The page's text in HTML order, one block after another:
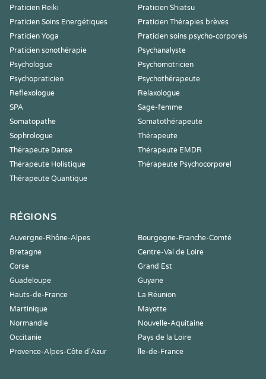
Praticien Reiki
Praticien Shiatsu
Praticien Soins Energétiques
Praticien Thérapies brèves
Praticien Yoga
Praticien soins psycho-corporels
Praticien sonothérapie
Psychanalyste
Psychologue
Psychomotricien
Psychopraticien
Psychothérapeute
Reflexologue
Relaxologue
SPA
Sage-femme
Somatopathe
Somatothérapeute
Sophrologue
Thérapeute
Thérapeute Danse
Thérapeute EMDR
Thérapeute Holistique
Thérapeute Psychocorporel
Thérapeute Quantique
RÉGIONS
Auvergne-Rhône-Alpes
Bourgogne-Franche-Comté
Bretagne
Centre-Val de Loire
Corse
Grand Est
Guadeloupe
Guyane
Hauts-de-France
La Réunion
Martinique
Mayotte
Normandie
Nouvelle-Aquitaine
Occitanie
Pays de la Loire
Provence-Alpes-Côte d'Azur
Île-de-France